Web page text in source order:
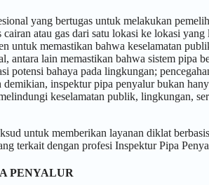
yang bertugas untuk melakukan
atau gas dari satu lokasi ke lokasi
untuk memastikan bahwa keselamatan
antara lain memastikan bahwa sistem pipa
potensi bahaya pada lingkungan;
inspektur pipa penyalur bukan
keselamatan publik, lingkungan,
untuk memberikan layanan diklat
terkait dengan profesi Inspektur Pipa
PENYALUR